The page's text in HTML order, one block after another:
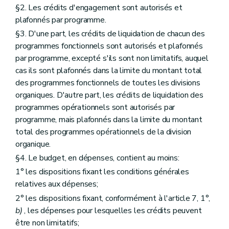
§2. Les crédits d'engagement sont autorisés et
plafonnés par programme.
§3. D'une part, les crédits de liquidation de chacun des
programmes fonctionnels sont autorisés et plafonnés
par programme, excepté s'ils sont non limitatifs, auquel
cas ils sont plafonnés dans la limite du montant total
des programmes fonctionnels de toutes les divisions
organiques. D'autre part, les crédits de liquidation des
programmes opérationnels sont autorisés par
programme, mais plafonnés dans la limite du montant
total des programmes opérationnels de la division
organique.
§4. Le budget, en dépenses, contient au moins:
1° les dispositions fixant les conditions générales
relatives aux dépenses;
2° les dispositions fixant, conformément à l'article 7, 1°,
b), les dépenses pour lesquelles les crédits peuvent
être non limitatifs;